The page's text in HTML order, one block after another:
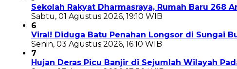
Sekolah Rakyat Dharmasraya, Rumah Baru 268
Sabtu, 01 Agustus 2026, 19:10 WIB
6
Viral! Diduga Batu Penahan Longsor di Sungai
Senin, 03 Agustus 2026, 16:10 WIB
7
Hujan Deras Picu Banjir di Sejumlah Wilayah